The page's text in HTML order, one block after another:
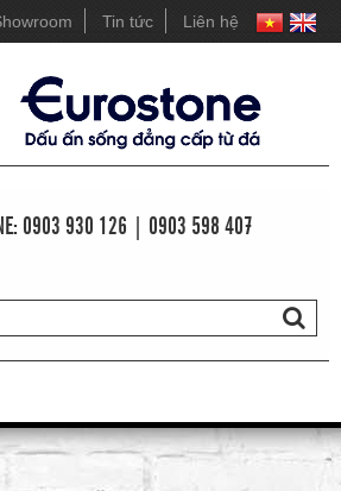
Tin tức Liên hệ
0903 930 126 | 0903 598 407